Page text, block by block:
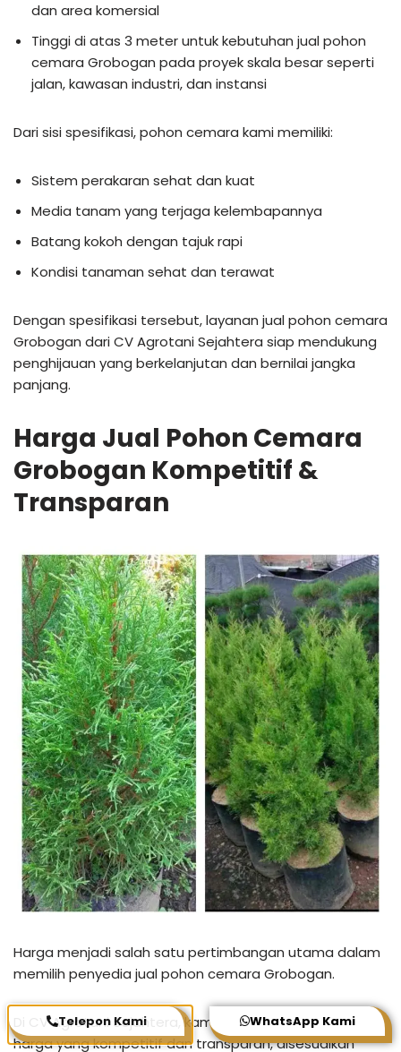
dan area komersial
Tinggi di atas 3 meter untuk kebutuhan jual pohon
cemara Grobogan pada proyek skala besar seperti
jalan, kawasan industri, dan instansi
Dari sisi spesifikasi, pohon cemara kami memiliki:
Sistem perakaran sehat dan kuat
Media tanam yang terjaga kelembapannya
Batang kokoh dengan tajuk rapi
Kondisi tanaman sehat dan terawat
Dengan spesifikasi tersebut, layanan jual pohon cemara
Grobogan dari CV Agrotani Sejahtera siap mendukung
penghijauan yang berkelanjutan dan bernilai jangka
panjang.
Harga Jual Pohon Cemara
Grobogan Kompetitif &
Transparan
Harga menjadi salah satu pertimbangan utama dalam
memilih penyedia jual pohon cemara Grobogan.
Di CV Agrotani Sejahtera, kami menerapkan sistem
harga yang kompetitif dan transparan, disesuaikan
Telepon Kami WhatsApp Kami